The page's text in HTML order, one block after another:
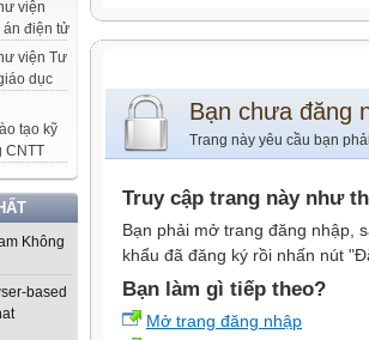
Không
based
Bạn chưa đăng
Trang này yêu cầu bạn
Truy cập trang này như
Bạn phải mở trang đăng nhập,
khẩu đã đăng ký rồi nhấn nút
Bạn làm gì tiếp theo?
Mở trang đăng nhập